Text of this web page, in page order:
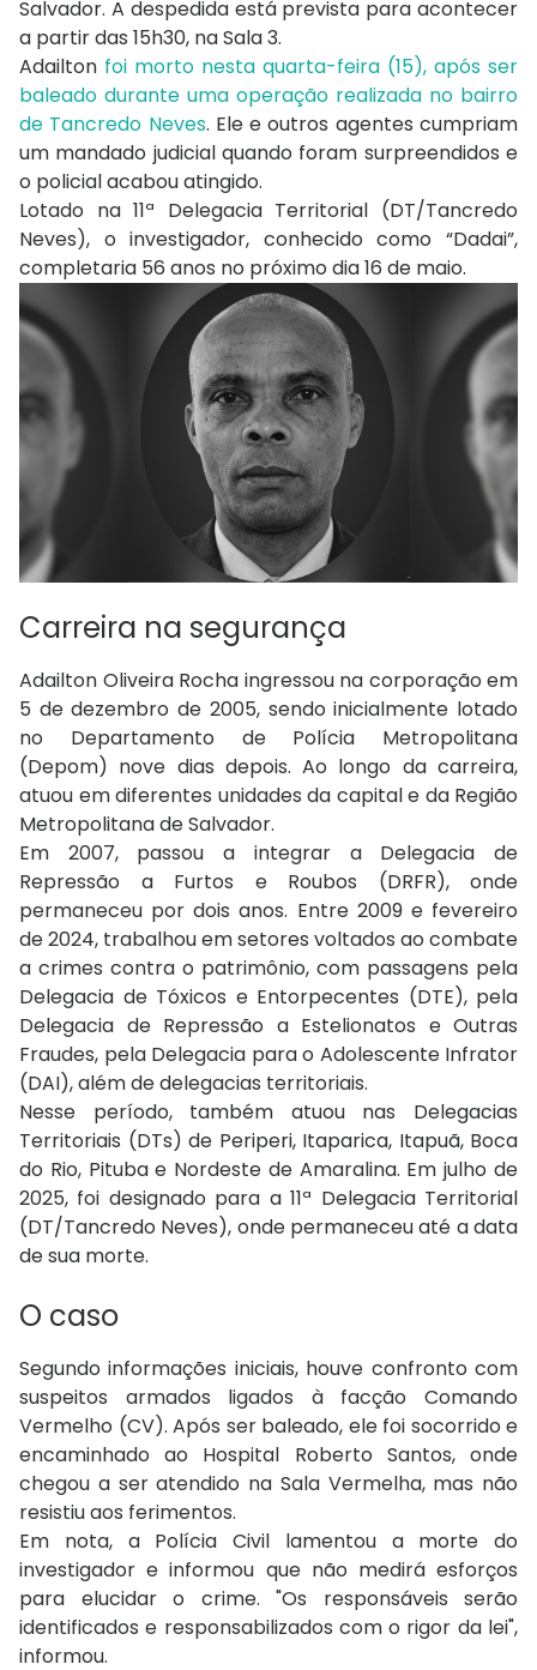
Salvador. A despedida está prevista para acontecer
a partir das 15h30, na Sala 3.
Adailton foi morto nesta quarta-feira (15), após ser
baleado durante uma operação realizada no bairro
de Tancredo Neves. Ele e outros agentes cumpriam
um mandado judicial quando foram surpreendidos e
o policial acabou atingido.
Lotado na 11ª Delegacia Territorial (DT/Tancredo
Neves), o investigador, conhecido como “Dadai”,
completaria 56 anos no próximo dia 16 de maio.
Carreira na segurança
Adailton Oliveira Rocha ingressou na corporação em
5 de dezembro de 2005, sendo inicialmente lotado
no Departamento de Polícia Metropolitana
(Depom) nove dias depois. Ao longo da carreira,
atuou em diferentes unidades da capital e da Região
Metropolitana de Salvador.
Em 2007, passou a integrar a Delegacia de
Repressão a Furtos e Roubos (DRFR), onde
permaneceu por dois anos. Entre 2009 e fevereiro
de 2024, trabalhou em setores voltados ao combate
a crimes contra o patrimônio, com passagens pela
Delegacia de Tóxicos e Entorpecentes (DTE), pela
Delegacia de Repressão a Estelionatos e Outras
Fraudes, pela Delegacia para o Adolescente Infrator
(DAI), além de delegacias territoriais.
Nesse período, também atuou nas Delegacias
Territoriais (DTs) de Periperi, Itaparica, Itapuã, Boca
do Rio, Pituba e Nordeste de Amaralina. Em julho de
2025, foi designado para a 11ª Delegacia Territorial
(DT/Tancredo Neves), onde permaneceu até a data
de sua morte.
O caso
Segundo informações iniciais, houve confronto com
suspeitos armados ligados à facção Comando
Vermelho (CV). Após ser baleado, ele foi socorrido e
encaminhado ao Hospital Roberto Santos, onde
chegou a ser atendido na Sala Vermelha, mas não
resistiu aos ferimentos.
Em nota, a Polícia Civil lamentou a morte do
investigador e informou que não medirá esforços
para elucidar o crime. "Os responsáveis serão
identificados e responsabilizados com o rigor da lei",
informou.